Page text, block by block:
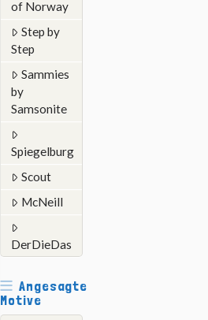
of Norway
Step by
Step
Sammies
by
Samsonite
Spiegelburg
Scout
McNeill
DerDieDas
Angesagte
Motive